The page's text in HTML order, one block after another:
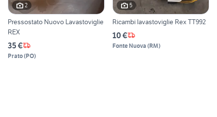
2
Pressostato Nuovo Lavastoviglie
REX
35 €
Prato(PO)
5
Ricambi lavastoviglie Rex TT992
10 €
Fonte Nuova (RM)